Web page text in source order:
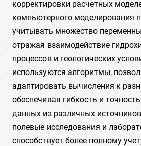
корректировки расчетных
компьютерного моделирования
учитывать множество
отражая взаимодействие
процессов и геологических
используются алгоритмы,
адаптировать вычисления к
обеспечивая гибкость и
данных из различных
полевые исследования и
способствует более полному